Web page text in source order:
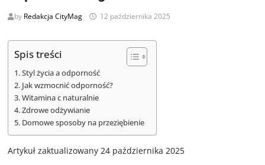
by Redakcja CityMag 12 października 2025
Spis treści
Styl życia a odporność
Jak wzmocnić odporność?
Witamina c naturalnie
Zdrowe odżywianie
Domowe sposoby na przeziębienie
Artykuł zaktualizowany 24 października 2025